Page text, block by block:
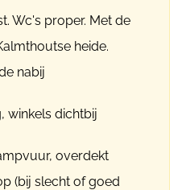
Wc's proper. Met de
heide.
nabij
winkels dichtbij
overdekt
(bij slecht of goed